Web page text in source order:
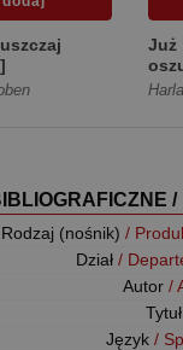
Już
Rodzaj (nośnik) /
Dział /
Autor /
Język /